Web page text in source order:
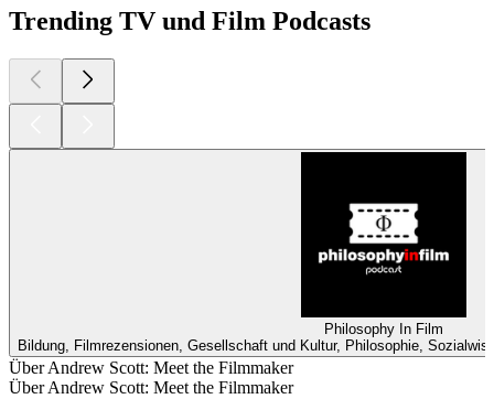
Trending TV und Film Podcasts
Philosophy In Film
Bildung, Filmrezensionen, Gesellschaft und Kultur, Philosophie,
Über Andrew Scott: Meet the Filmmaker
Über Andrew Scott: Meet the Filmmaker